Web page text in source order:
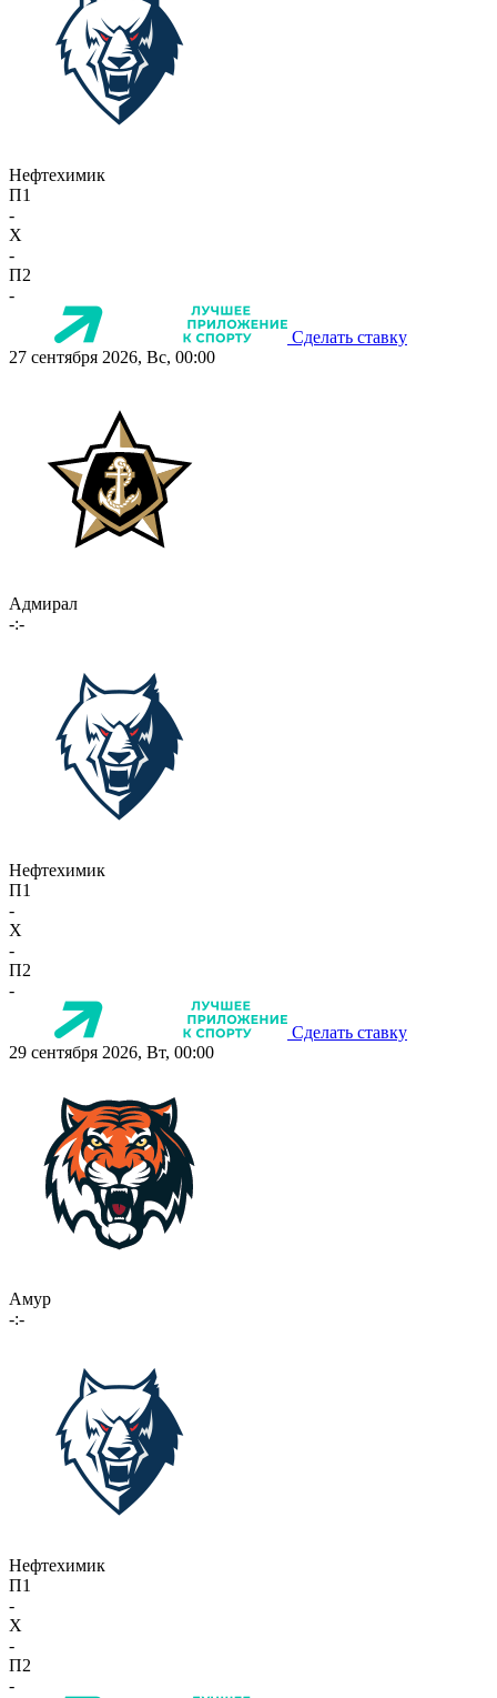
Нефтехимик
П1
-
X
-
П2
-
Сделать ставку
27 сентября 2026, Вс, 00:00
Адмирал
-:-
Нефтехимик
П1
-
X
-
П2
-
Сделать ставку
29 сентября 2026, Вт, 00:00
Амур
-:-
Нефтехимик
П1
-
X
-
П2
-